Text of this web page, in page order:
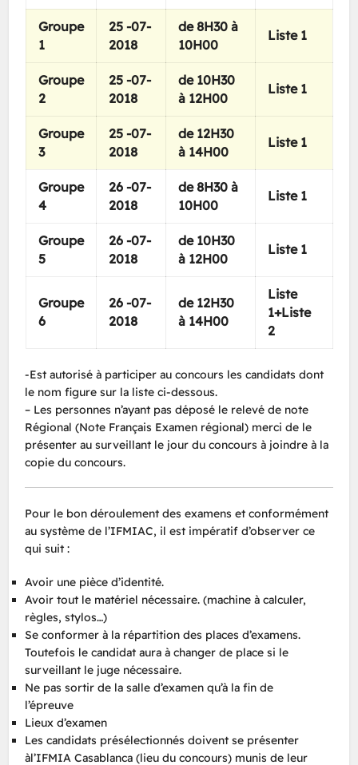
Groupe
1
25 -07-
2018
de 8H30 à
10H00
Liste 1
Groupe
2
25 -07-
2018
de 10H30
à 12H00
Liste 1
Groupe
3
25 -07-
2018
de 12H30
à 14H00
Liste 1
Groupe
4
26 -07-
2018
de 8H30 à
10H00
Liste 1
Groupe
5
26 -07-
2018
de 10H30
à 12H00
Liste 1
Groupe
6
26 -07-
2018
de 12H30
à 14H00
Liste
1+Liste
2
-Est autorisé à participer au concours les candidats dont
le nom figure sur la liste ci-dessous.
– Les personnes n’ayant pas déposé le relevé de note
Régional (Note Français Examen régional) merci de le
présenter au surveillant le jour du concours à joindre à la
copie du concours.
Pour le bon déroulement des examens et conformément
au système de l’IFMIAC, il est impératif d’observer ce
qui suit :
Avoir une pièce d’identité.
Avoir tout le matériel nécessaire. (machine à calculer,
règles, stylos…)
Se conformer à la répartition des places d’examens.
Toutefois le candidat aura à changer de place si le
surveillant le juge nécessaire.
Ne pas sortir de la salle d’examen qu’à la fin de
l’épreuve
Lieux d’examen
Les candidats présélectionnés doivent se présenter
àl’IFMIA Casablanca (lieu du concours) munis de leur